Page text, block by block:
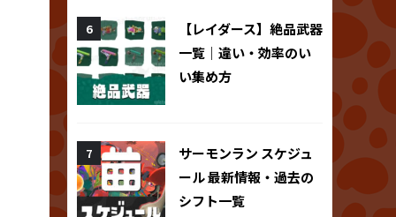
【レイダース】絶品武器
一覧｜違い・効率のい
い集め方
サーモンラン スケジュ
ール 最新情報・過去の
シフト一覧